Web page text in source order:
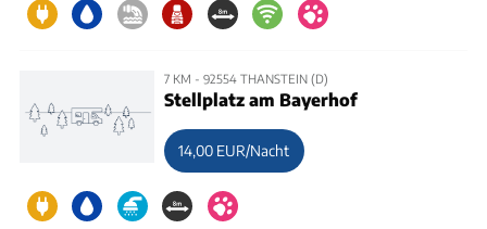
7 KM - 92554 THANSTEIN (D)
Stellplatz am Bayerhof
14,00 EUR/Nacht